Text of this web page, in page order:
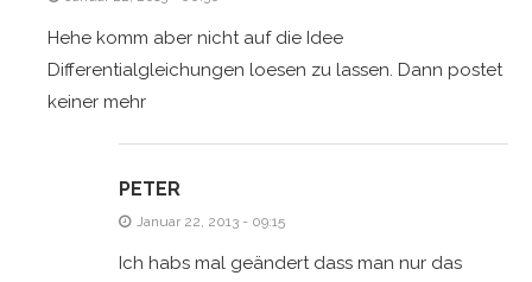
Hehe komm aber nicht auf die Idee
Differentialgleichungen loesen zu lassen. Dann postet
keiner mehr
PETER
Januar 22, 2013 - 09:15
Ich habs mal geändert dass man nur das